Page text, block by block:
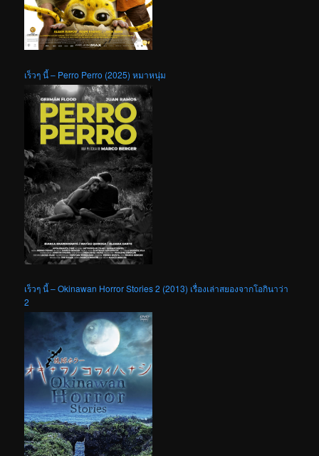
เร็วๆ นี้ – Perro Perro (2025) หมาหนุ่ม
เร็วๆ นี้ – Okinawan Horror Stories 2 (2013) เรื่องเล่าสยองจากโอกินาว่า
2